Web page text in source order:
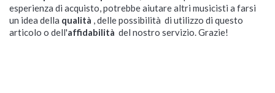
esperienza di acquisto, potrebbe aiutare altri musicisti a farsi
un idea della qualità , delle possibilità di utilizzo di questo
articolo o dell'affidabilità del nostro servizio. Grazie!